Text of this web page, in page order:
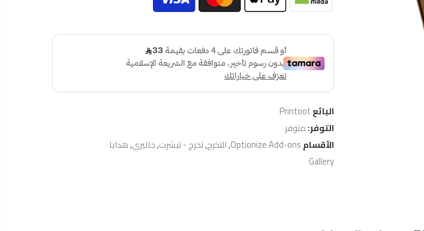
البائعPrintoot
التوفر:متوفر
الأقسامOptionize Add-ons
,التخرج,تخرج - تيشرت,جاليري,هدايا
Gallery